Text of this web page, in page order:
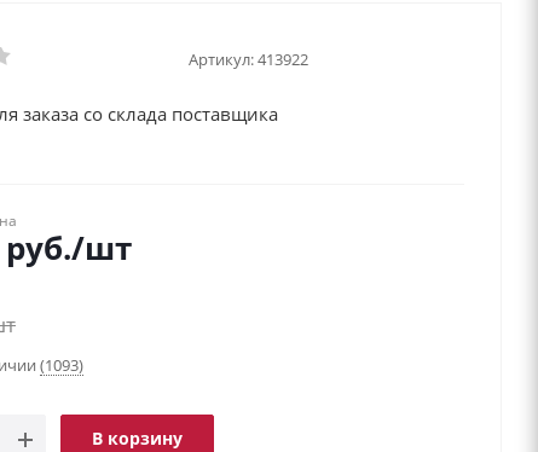
Артикул:413922
заказа со склада поставщика
руб./шт
(1093)
В корзину